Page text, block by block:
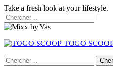
Take a fresh look at your lifestyle.
TOGO